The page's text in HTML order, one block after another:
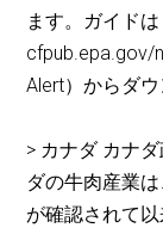
ます。ガイドは
cfpub.epa.gov/
Alert）からダウ
> カナダ カナ
ダの牛肉産業
が確認されて